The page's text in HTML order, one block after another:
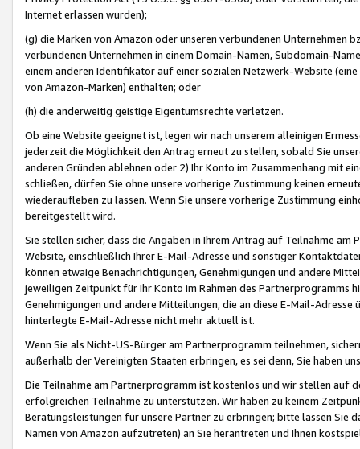
Internet erlassen wurden);
(g) die Marken von Amazon oder unseren verbundenen Unternehmen
verbundenen Unternehmen in einem Domain-Namen, Subdomain-
einem anderen Identifikator auf einer sozialen Netzwerk-Website
von Amazon-Marken) enthalten; oder
(h) die anderweitig geistige Eigentumsrechte verletzen.
Ob eine Website geeignet ist, legen wir nach unserem alleinigen
jederzeit die Möglichkeit den Antrag erneut zu stellen, sobald Sie
anderen Gründen ablehnen oder 2) Ihr Konto im Zusammenhang mit
schließen, dürfen Sie ohne unsere vorherige Zustimmung keinen
wiederaufleben zu lassen. Wenn Sie unsere vorherige Zustimmung
bereitgestellt wird.
Sie stellen sicher, dass die Angaben in Ihrem Antrag auf Teilnahme
Website, einschließlich Ihrer E-Mail-Adresse und sonstiger
können etwaige Benachrichtigungen, Genehmigungen und andere
jeweiligen Zeitpunkt für Ihr Konto im Rahmen des Partnerprogramms
Genehmigungen und andere Mitteilungen, die an diese E-Mail-
hinterlegte E-Mail-Adresse nicht mehr aktuell ist.
Wenn Sie als Nicht-US-Bürger am Partnerprogramm teilnehmen,
außerhalb der Vereinigten Staaten erbringen, es sei denn, Sie haben
Die Teilnahme am Partnerprogramm ist kostenlos und wir stellen auf
erfolgreichen Teilnahme zu unterstützen. Wir haben zu keinem
Beratungsleistungen für unsere Partner zu erbringen; bitte lassen Sie
Namen von Amazon aufzutreten) an Sie herantreten und Ihnen